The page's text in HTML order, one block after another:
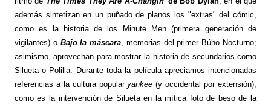
además sintetizan en un puñado de planos los "extras" del cómic,
como es la historia de los Minute Men (primera generación de
vigilantes) o Bajo la máscara , memorias del primer Búho Nocturno;
asimismo, aprovechan para mostrar la historia de secundarios como
Silueta o Polilla. Durante toda la película apreciamos intencionadas
referencias a la cultura popularyankee (y occidental por extensión),
como es la intervención de Silueta en la mítica foto de beso de la